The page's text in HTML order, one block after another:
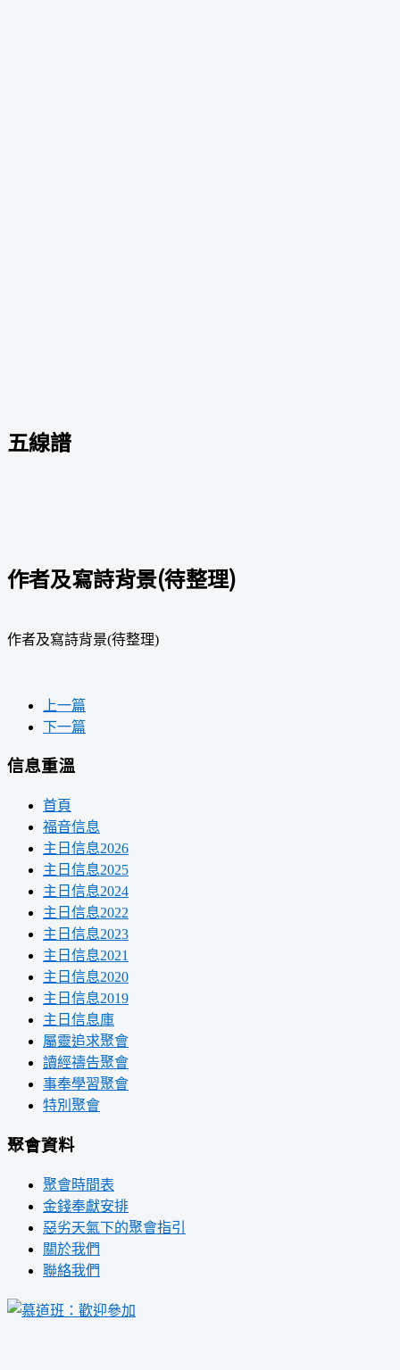
五線譜
作者及寫詩背景(待整理)
作者及寫詩背景(待整理)
上一篇
下一篇
信息重溫
首頁
福音信息
主日信息2026
主日信息2025
主日信息2024
主日信息2022
主日信息2023
主日信息2021
主日信息2020
主日信息2019
主日信息庫
屬靈追求聚會
讀經禱告聚會
事奉學習聚會
特別聚會
聚會資料
聚會時間表
金錢奉獻安排
惡劣天氣下的聚會指引
關於我們
聯絡我們